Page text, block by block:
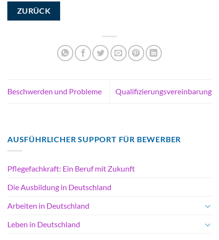
ZURÜCK
Beschwerden und Probleme Qualifizierungsvereinbarung
AUSFÜHRLICHER SUPPORT FÜR BEWERBER
Pflegefachkraft: Ein Beruf mit Zukunft
Die Ausbildung in Deutschland
Arbeiten in Deutschland
Leben in Deutschland